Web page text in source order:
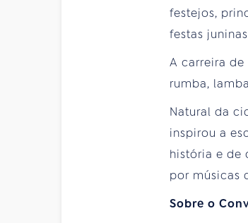
festejos,
festas
A carreira
rumba,
Natural da
inspirou a
história e de
por músicas
Sobre o